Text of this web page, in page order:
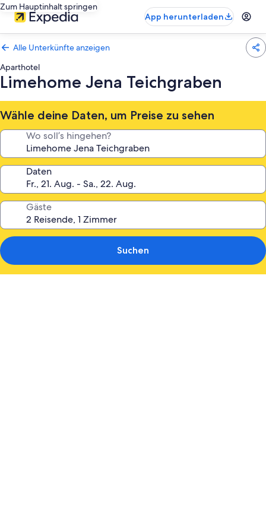
Zum Hauptinhalt springen
App herunterladen
Alle Unterkünfte anzeigen
Aparthotel
Limehome Jena Teichgraben
Wähle deine Daten, um Preise zu sehen
Wo soll’s hingehen?
Daten
Gäste
Suchen